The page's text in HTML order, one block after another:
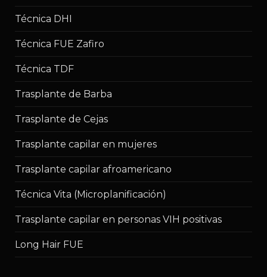
Técnica DHI
Técnica FUE Zafiro
Técnica TDF
Trasplante de Barba
Trasplante de Cejas
Trasplante capilar en mujeres
Trasplante capilar afroamericano
Técnica Vita (Microplanificación)
Trasplante capilar en personas VIH positivas
Long Hair FUE